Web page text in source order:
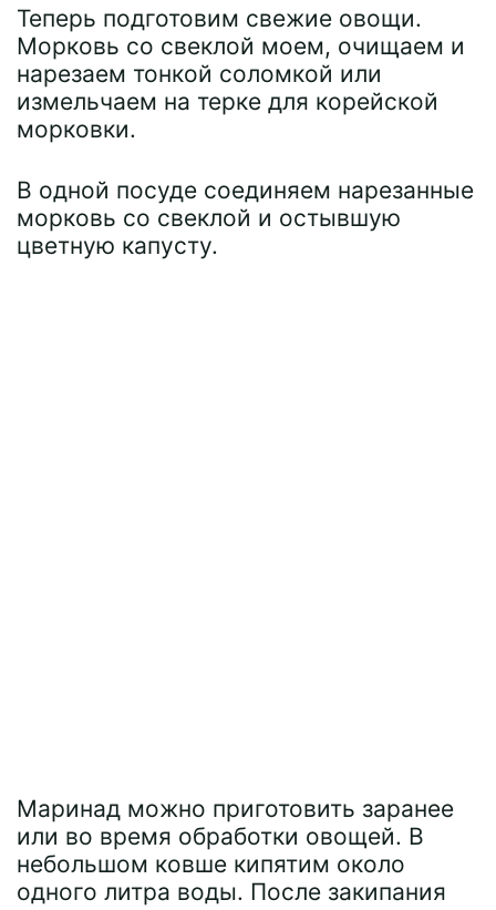
Теперь подготовим свежие овощи.
Морковь со свеклой моем, очищаем и
нарезаем тонкой соломкой или
измельчаем на терке для корейской
морковки.
В одной посуде соединяем нарезанные
морковь со свеклой и остывшую
цветную капусту.
Маринад можно приготовить заранее
или во время обработки овощей. В
небольшом ковше кипятим около
одного литра воды. После закипания